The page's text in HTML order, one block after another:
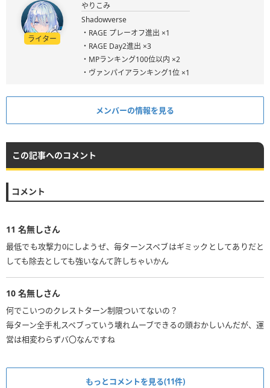
ライター
やりこみ
Shadowverse
・RAGE プレーオフ進出 ×1
・RAGE Day2進出 ×3
・MPランキング100位以内 ×2
・ヴァンパイアランキング1位 ×1
メンバーの情報を見る
この記事へのコメント
コメント
11 名無しさん
最低でも攻撃力0にしようぜ、毎ターンスペブはギミックとしてありだと
しても除去としても強いなんて許しちゃいかん
10 名無しさん
何でこいつのクレストターン制限ついてないの？
毎ターン全手札スペブっていう壊れムーブできるの頭おかしいんだが、運
営は相変わらずバ〇なんですね
もっとコメントを見る(11件)